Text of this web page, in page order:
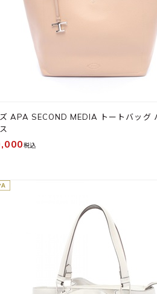
ズ APA SECOND MEDIA トートバッグ
税込